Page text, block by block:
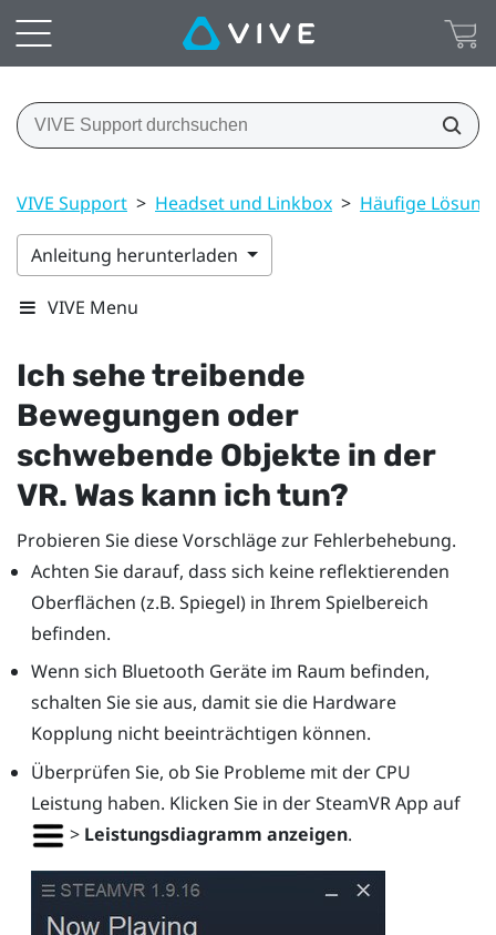
VIVE Support > Headset und Linkbox > Häufige
Anleitung herunterladen
VIVE Menu
Ich sehe treibende
Bewegungen oder
schwebende Objekte in der
VR. Was kann ich tun?
Probieren Sie diese Vorschläge zur Fehlerbehebung.
Achten Sie darauf, dass sich keine reflektierenden
Oberflächen (z.B. Spiegel) in Ihrem Spielbereich
befinden.
Wenn sich Bluetooth Geräte im Raum befinden,
schalten Sie sie aus, damit sie die Hardware
Kopplung nicht beeinträchtigen können.
Überprüfen Sie, ob Sie Probleme mit der CPU
Leistung haben. Klicken Sie in derSteamVRApp auf
> Leistungsdiagramm anzeigen.